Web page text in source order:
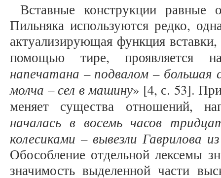
Вставные конструкции равные
Пильняка используются редко,
актуализирующая функция
помощью тире, проявляется
напечатана – подвалом –
молча – сел в машину» [4, с. 53].
меняет существа отношений,
началась в восемь часов
колесиками – вывезли Гаврилова
Обособление отдельной лексемы
значимость выделенной части